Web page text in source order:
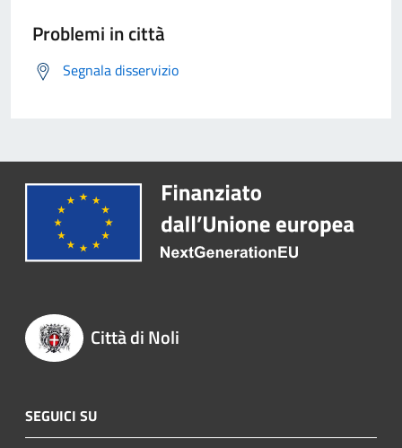
Problemi in città
Segnala disservizio
Città di Noli
SEGUICI SU